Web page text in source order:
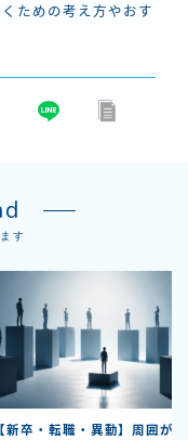
ための考え方やおす
す
【新卒・転職・異動】周囲が